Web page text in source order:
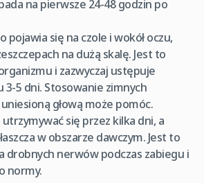
na pierwsze 24-48 godzin po
pojawia się na czole i wokół oczu,
na dużą skalę. Jest to
i zazwyczaj ustępuje
3-5 dni. Stosowanie zimnych
głową może pomóc.
się przez kilka dni, a
w obszarze dawczym. Jest to
drobnych nerwów podczas zabiegu i
normy.